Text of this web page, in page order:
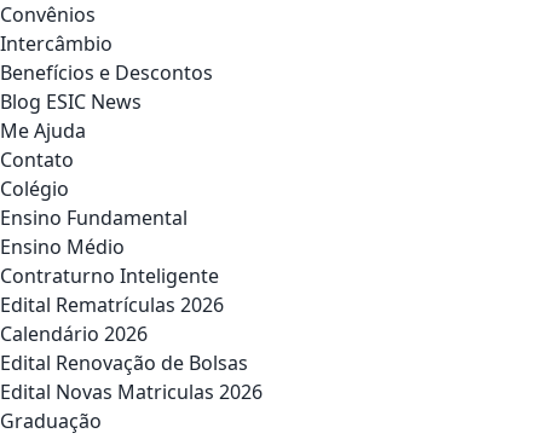
Convênios
Intercâmbio
Benefícios e Descontos
Blog ESIC News
Me Ajuda
Contato
Colégio
Ensino Fundamental
Ensino Médio
Contraturno Inteligente
Edital Rematrículas 2026
Calendário 2026
Edital Renovação de Bolsas
Edital Novas Matriculas 2026
Graduação